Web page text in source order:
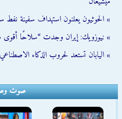
» الحوثيون يعلنون استهداف سفينة نفط
» نيوزويك: إيران وجدت “سلاحًا أقوى من
» اليابان تستعد لحروب الذكاء الاصطناعي
صوت